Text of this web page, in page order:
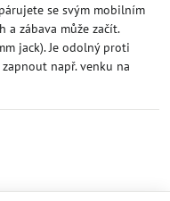
se svým mobilním
zábava může začít.
jack). Je odolný proti
např. venku na